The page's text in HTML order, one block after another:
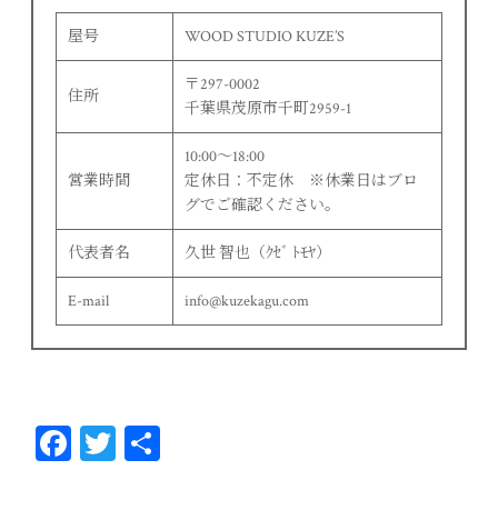
屋号 WOOD STUDIO KUZE’S
住所
〒297-0002
千葉県茂原市千町2959-1
営業時間
10:00〜18:00
定休日：不定休 ※休業日はブロ
グでご確認ください。
代表者名 久世 智也（ｸｾﾞ ﾄﾓﾔ）
E-mail info@kuzekagu.com
Fa T